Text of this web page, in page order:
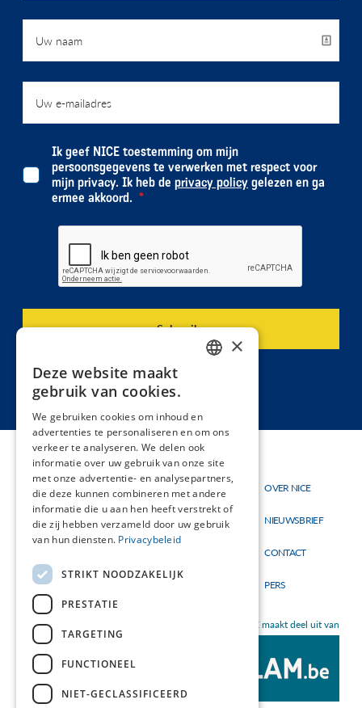
Ik geef NICE toestemming om mijn
persoonsgegevens te verwerken met respect voor
mijn privacy. Ik heb de privacy policy gelezen en ga
ermee akkoord.
Hoofdnavigatie
Thema's
Materialen
Nieuw
Topmenu
OVER NICE
NIEUWSBRIEF
CONTACT
PERS
NICE maakt deel uit van
×
Deze website maakt
gebruik van cookies.
We gebruiken cookies om inhoud en
advertenties te personaliseren en om ons
verkeer te analyseren. We delen ook
informatie over uw gebruik van onze site
met onze advertentie- en analysepartners,
die deze kunnen combineren met andere
informatie die u aan hen heeft verstrekt of
die zij hebben verzameld door uw gebruik
van hun diensten. Privacybeleid
STRIKT NOODZAKELIJK
PRESTATIE
TARGETING
FUNCTIONEEL
NIET-GECLASSIFICEERD